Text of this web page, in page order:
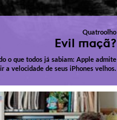
Quatroolho
Evil maçã?
o que todos já sabiam: Apple admite
a velocidade de seus iPhones velhos.